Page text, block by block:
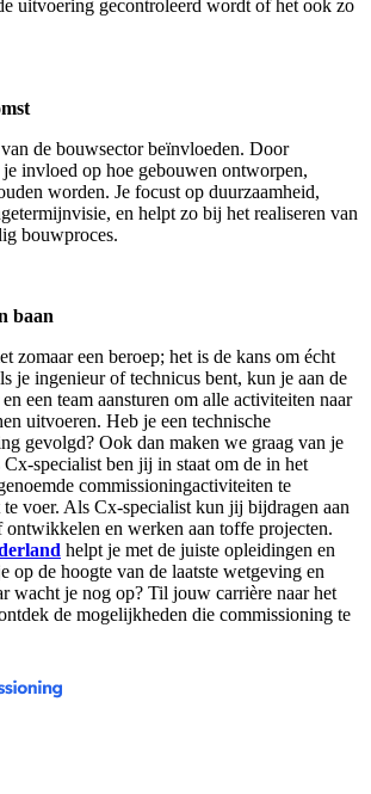
uitvoering gecontroleerd wordt of het ook zo
de bouwsector beïnvloeden. Door
invloed op hoe gebouwen ontworpen,
worden. Je focust op duurzaamheid,
en helpt zo bij het realiseren van
bouwproces.
baan
zomaar een beroep; het is de kans om écht
je ingenieur of technicus bent, kun je aan de
een team aansturen om alle activiteiten naar
uitvoeren. Heb je een technische
gevolgd? Ook dan maken we graag van je
specialist ben jij in staat om de in het
commissioningactiviteiten te
voer. Als Cx-specialist kun jij bijdragen aan
ontwikkelen en werken aan toffe projecten.
helpt je met de juiste opleidingen en
op de hoogte van de laatste wetgeving en
wacht je nog op? Til jouw carrière naar het
de mogelijkheden die commissioning te